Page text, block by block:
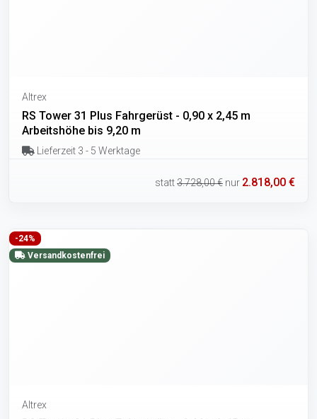
Altrex
RS Tower 31 Plus Fahrgerüst - 0,90 x 2,45 m
Arbeitshöhe bis 9,20 m
Lieferzeit 3 - 5 Werktage
statt3.728,00 € nur 2.818,00 €
-24%
Versandkostenfrei
Altrex